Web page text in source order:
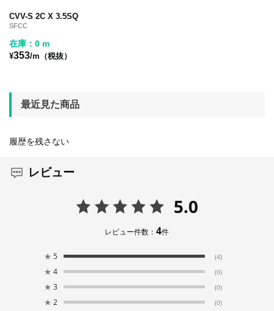
CVV-S 2C X 3.5SQ
SFCC
在庫：0 m
¥353/m（税抜）
最近見た商品
履歴を残さない
レビュー
5.0
レビュー件数：4件
★ 5 (4)
★ 4 (0)
★ 3 (0)
★ 2 (0)